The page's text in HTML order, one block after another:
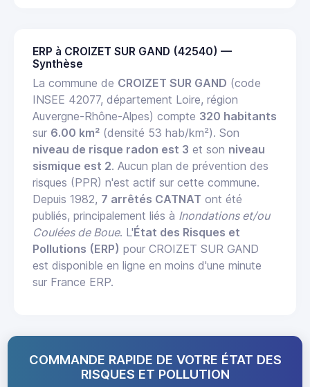
ERP à CROIZET SUR GAND (42540) —
Synthèse
La commune de CROIZET SUR GAND (code
INSEE 42077, département Loire, région
Auvergne-Rhône-Alpes) compte 320 habitants
sur 6.00 km² (densité 53 hab/km²). Son
niveau de risque radon est 3 et son niveau
sismique est 2. Aucun plan de prévention des
risques (PPR) n'est actif sur cette commune.
Depuis 1982, 7 arrêtés CATNAT ont été
publiés, principalement liés à Inondations et/ou
Coulées de Boue. L'État des Risques et
Pollutions (ERP) pour CROIZET SUR GAND
est disponible en ligne en moins d'une minute
sur France ERP.
COMMANDE RAPIDE DE VOTRE ÉTAT DES
RISQUES ET POLLUTION